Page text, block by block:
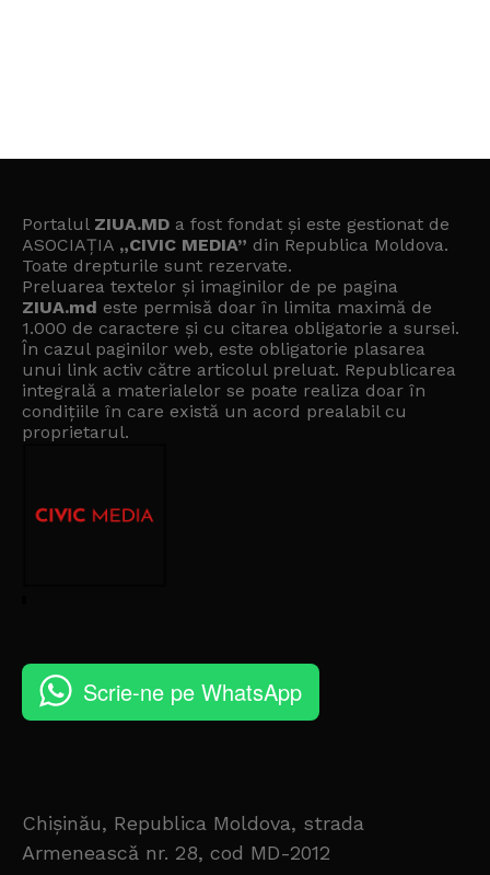
Portalul ZIUA.MD a fost fondat și este gestionat de
ASOCIAȚIA „CIVIC MEDIA” din Republica Moldova.
Toate drepturile sunt rezervate.
Preluarea textelor și imaginilor de pe pagina
ZIUA.md este permisă doar în limita maximă de
1.000 de caractere și cu citarea obligatorie a sursei.
În cazul paginilor web, este obligatorie plasarea
unui link activ către articolul preluat. Republicarea
integrală a materialelor se poate realiza doar în
condițiile în care există un acord prealabil cu
proprietarul.
Scrie-ne pe WhatsApp
Chișinău, Republica Moldova, strada
Armenească nr. 28, cod MD-2012